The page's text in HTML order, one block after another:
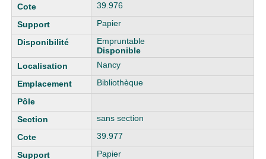
39.976
Papier
Empruntable
Disponible
Nancy
Bibliothèque
sans section
39.977
Papier